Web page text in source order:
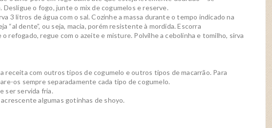
Desligue o fogo, junte o mix de cogumelos e reserve.
3 litros de água com o sal. Cozinhe a massa durante o tempo indicado na
“al dente”, ou seja, macia, porém resistente à mordida. Escorra
refogado, regue com o azeite e misture. Polvilhe a cebolinha e tomilho, sirva
receita com outros tipos de cogumelo e outros tipos de macarrão. Para
os sempre separadamente cada tipo de cogumelo.
ser servida fria.
algumas gotinhas de shoyo.